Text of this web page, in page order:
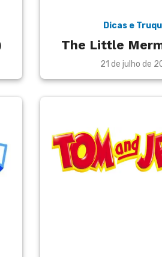
Dicas e
The Little
Posted
21 de julho de